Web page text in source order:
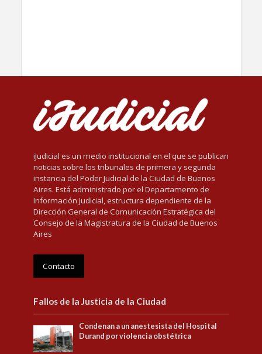
iJudicial es un medio institucional en el que se publican
noticias sobre los tribunales de primera y segunda
instancia del Poder Judicial de la Ciudad de Buenos
Aires. Está administrado por el Departamento de
Información Judicial, estructura dependiente de la
Dirección General de Comunicación Estratégica del
Consejo de la Magistratura de la Ciudad de Buenos
Aires
Contacto
Fallos de la Justicia de la Ciudad
Condenan a un anestesista del Hospital
Durand por violencia obstétrica